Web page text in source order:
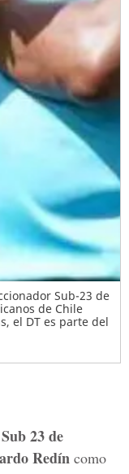
Sub-23 de
de Chile
el DT es parte del
Sub 23 de
Redín como